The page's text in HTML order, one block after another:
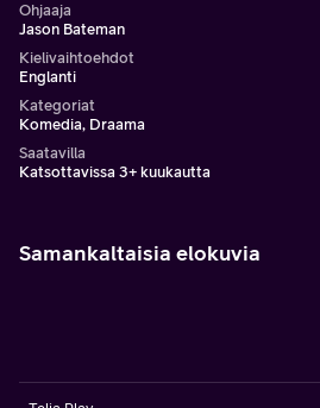
Ohjaaja
Jason Bateman
Kielivaihtoehdot
Englanti
Kategoriat
Komedia, Draama
Saatavilla
Katsottavissa 3+ kuukautta
Samankaltaisia elokuvia